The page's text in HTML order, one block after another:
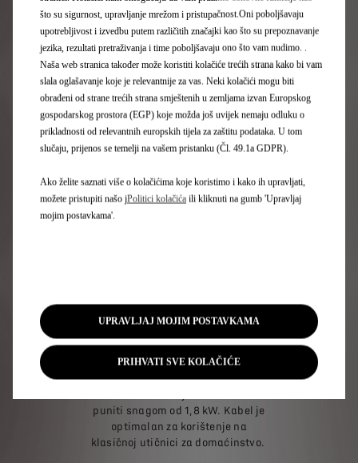
ugrađenog punjača u vašem vozilu. Svi naši kablovi za
punjenje dostupni su kao dodatna oprema. Za više
informacija obratite se najbližem prodajnom mjestu DS
STORE.
puniti snagom od 1,8 kW. Kabel je
optimalan za korištenje na
klasičnoj utičnici za domaćinstvo.
što su sigurnost, upravljanje mrežom i pristupačnost.Oni poboljšavaju
upotrebljivost i izvedbu putem različitih značajki kao što su prepoznavanje
jezika, rezultati pretraživanja i time poboljšavaju ono što vam nudimo. .
Naša web stranica također može koristiti kolačiće trećih strana kako bi vam
slala oglašavanje koje je relevantnije za vas. Neki kolačići mogu biti
obrađeni od strane trećih strana smještenih u zemljama izvan Europskog
gospodarskog prostora (EGP) koje možda još uvijek nemaju odluku o
prikladnosti od relevantnih europskih tijela za zaštitu podataka. U tom
slučaju, prijenos se temelji na vašem pristanku (Čl. 49.1a GDPR).
Ako želite saznati više o kolačićima koje koristimo i kako ih upravljati,
možete pristupiti našo jPolitici kolačića ili kliknuti na gumb 'Upravljaj
mojim postavkama'.
UPRAVLJAJ MOJIM POSTAVKAMA
PRIHVATI SVE KOLAČIĆE